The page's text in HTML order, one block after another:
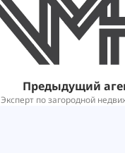
Предыдущий
Эксперт по загородной